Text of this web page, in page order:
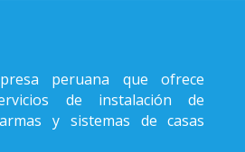
peruana que ofrece
de instalación de
y sistemas de casas